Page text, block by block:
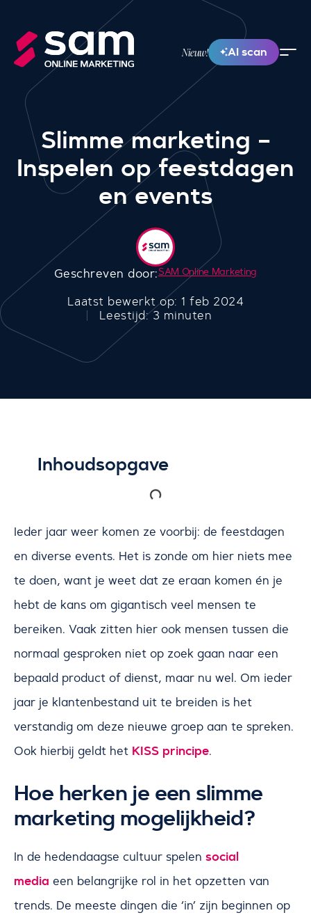
Nieuw! AI scan
Slimme marketing –
Inspelen op feestdagen
en events
SAM Online Marketing
Geschreven door:
Laatst bewerkt op: 1 feb 2024
Leestijd: 3 minuten
Ieder jaar weer komen ze voorbij: de feestdagen
en diverse events. Het is zonde om hier niets mee
te doen, want je weet dat ze eraan komen én je
hebt de kans om gigantisch veel mensen te
bereiken. Vaak zitten hier ook mensen tussen die
normaal gesproken niet op zoek gaan naar een
bepaald product of dienst, maar nu wel. Om ieder
jaar je klantenbestand uit te breiden is het
verstandig om deze nieuwe groep aan te spreken.
Ook hierbij geldt het KISS principe.
Hoe herken je een slimme
marketing mogelijkheid?
In de hedendaagse cultuur spelen social
media een belangrijke rol in het opzetten van
trends. De meeste dingen die ‘in’ zijn beginnen op
Inhoudsopgave